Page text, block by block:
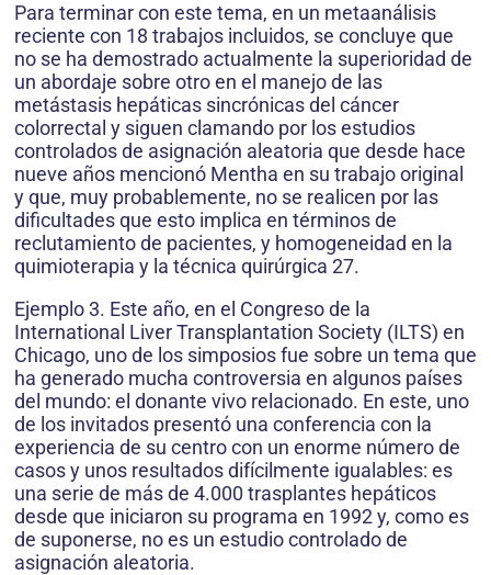
Para terminar con este tema, en un metaanálisis
reciente con 18 trabajos incluidos, se concluye que
no se ha demostrado actualmente la superioridad de
un abordaje sobre otro en el manejo de las
metástasis hepáticas sincrónicas del cáncer
colorrectal y siguen clamando por los estudios
controlados de asignación aleatoria que desde hace
nueve años mencionó Mentha en su trabajo original
y que, muy probablemente, no se realicen por las
dificultades que esto implica en términos de
reclutamiento de pacientes, y homogeneidad en la
quimioterapia y la técnica quirúrgica 27.
Ejemplo 3. Este año, en el Congreso de la
International Liver Transplantation Society (ILTS) en
Chicago, uno de los simposios fue sobre un tema que
ha generado mucha controversia en algunos países
del mundo: el donante vivo relacionado. En este, uno
de los invitados presentó una conferencia con la
experiencia de su centro con un enorme número de
casos y unos resultados difícilmente igualables: es
una serie de más de 4.000 trasplantes hepáticos
desde que iniciaron su programa en 1992 y, como es
de suponerse, no es un estudio controlado de
asignación aleatoria.